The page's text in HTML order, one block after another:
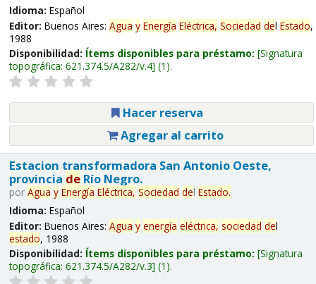
Idioma: Español
Editor: Buenos Aires: Agua y Energía Eléctrica, Sociedad del Estado,
1988
Disponibilidad: Ítems disponibles para préstamo: Signatura
topográfica: 621.374.5/A282/v.4 (1).
Hacer reserva
Agregar al carrito
Estacion transformadora San Antonio Oeste,
provincia deRío Negro.
por Agua y Energía Eléctrica, Sociedad del Estado.
Idioma: Español
Editor: Buenos Aires: Agua y energía eléctrica, sociedad del
estado, 1988
Disponibilidad: Ítems disponibles para préstamo: Signatura
topográfica: 621.374.5/A282/v.3 (1).